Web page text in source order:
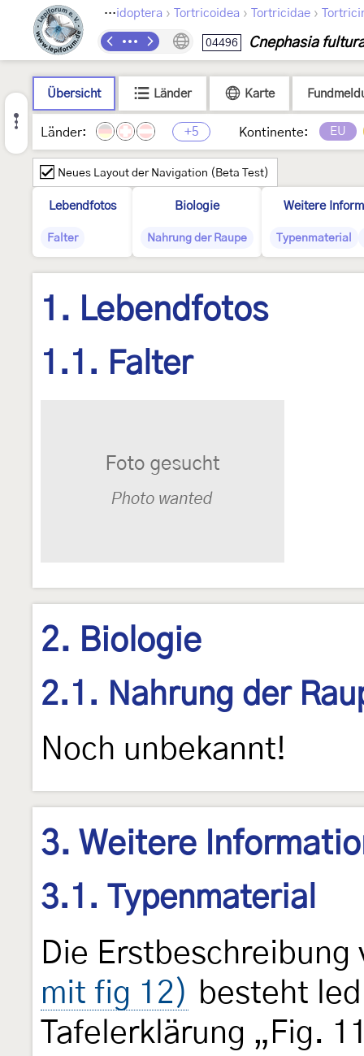
Lepidoptera › Tortricoidea › Tortricidae ›
04496 Cnephasia
Übersicht Länder Karte
Länder: +5 Kontinente: EU
Neues Layout der Navigation (Beta Test)
Lebendfotos
Falter
Biologie
Nahrung der Raupe
Weitere
Typenmaterial
1. Lebendfotos
1.1. Falter
2. Biologie
2.1. Nahrung der
Noch unbekannt!
3. Weitere
3.1. Typenmaterial
Die Erstbeschreibung
mit fig 12) besteht
Tafelerklärung „Fig.